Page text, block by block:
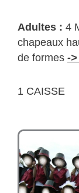
Adultes : 4
chapeaux
de formes -
1 CAISSE